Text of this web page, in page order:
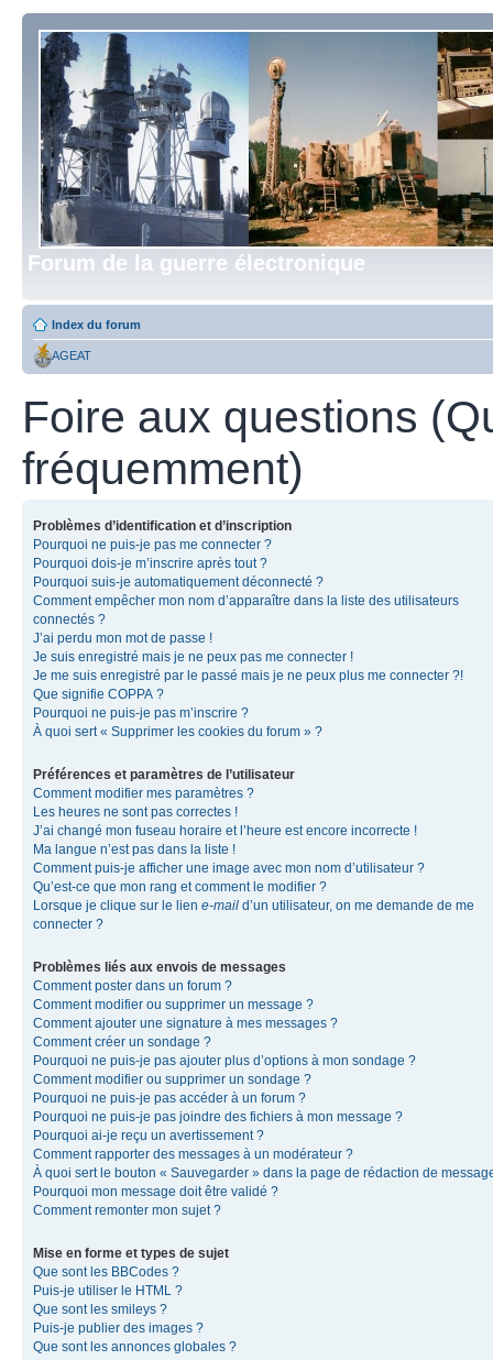
Forum de la guerre électronique
Index du forum
AGEAT
Foire aux questions
fréquemment)
Problèmes d’identification et d’inscription
Pourquoi ne puis-je pas me connecter ?
Pourquoi dois-je m’inscrire après tout ?
Pourquoi suis-je automatiquement déconnecté ?
Comment empêcher mon nom d’apparaître dans la liste des utilisateurs
connectés ?
J’ai perdu mon mot de passe !
Je suis enregistré mais je ne peux pas me connecter !
Je me suis enregistré par le passé mais je ne peux plus me connecter ?!
Que signifie COPPA ?
Pourquoi ne puis-je pas m’inscrire ?
À quoi sert « Supprimer les cookies du forum » ?
Préférences et paramètres de l’utilisateur
Comment modifier mes paramètres ?
Les heures ne sont pas correctes !
J’ai changé mon fuseau horaire et l’heure est encore incorrecte !
Ma langue n’est pas dans la liste !
Comment puis-je afficher une image avec mon nom d’utilisateur ?
Qu’est-ce que mon rang et comment le modifier ?
Lorsque je clique sur le lien e-mail d’un utilisateur, on me demande de me
connecter ?
Problèmes liés aux envois de messages
Comment poster dans un forum ?
Comment modifier ou supprimer un message ?
Comment ajouter une signature à mes messages ?
Comment créer un sondage ?
Pourquoi ne puis-je pas ajouter plus d’options à mon sondage ?
Comment modifier ou supprimer un sondage ?
Pourquoi ne puis-je pas accéder à un forum ?
Pourquoi ne puis-je pas joindre des fichiers à mon message ?
Pourquoi ai-je reçu un avertissement ?
Comment rapporter des messages à un modérateur ?
À quoi sert le bouton « Sauvegarder » dans la page de rédaction de
Pourquoi mon message doit être validé ?
Comment remonter mon sujet ?
Mise en forme et types de sujet
Que sont les BBCodes ?
Puis-je utiliser le HTML ?
Que sont les smileys ?
Puis-je publier des images ?
Que sont les annonces globales ?